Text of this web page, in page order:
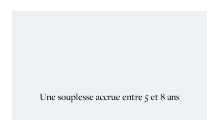
Une souplesse accrue entre 5 et 8 ans